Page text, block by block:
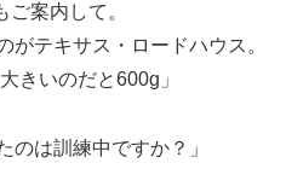
案内して。
がテキサス・ロードハウス。
きいのだと600g」
のは訓練中ですか？」